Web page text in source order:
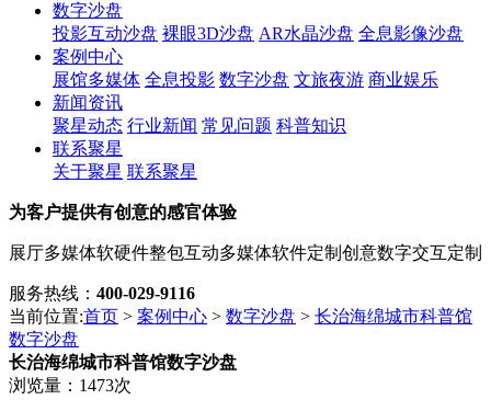
数字沙盘
投影互动沙盘 裸眼3D沙盘 AR水晶沙盘 全息影像沙盘
案例中心
展馆多媒体 全息投影 数字沙盘 文旅夜游 商业娱乐
新闻资讯
聚星动态 行业新闻 常见问题 科普知识
联系聚星
关于聚星 联系聚星
为客户提供有创意的感官体验
展厅多媒体软硬件整包互动多媒体软件定制 创意数字交互定制
服务热线： 400-029-9116
当前位置:首页 > 案例中心 > 数字沙盘 > 长治海绵城市科普馆
数字沙盘
长治海绵城市科普馆数字沙盘
浏览量：1473次